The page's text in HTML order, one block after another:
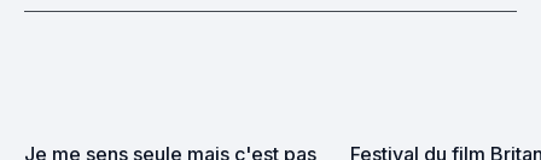
Je me sens seule mais c'est pas
Festival du film